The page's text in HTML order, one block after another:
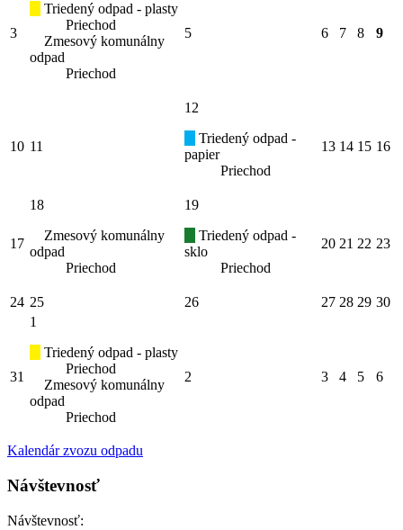
3
Triedený odpad - plasty
Priechod
Zmesový komunálny
odpad
Priechod
5 6 7 8 9
10 11
12
Triedený odpad -
papier
Priechod
13 14 15 16
17
18
Zmesový komunálny
odpad
Priechod
19
Triedený odpad -
sklo
Priechod
20 21 22 23
24 25 26 27 28 29 30
31
1
Triedený odpad - plasty
Priechod
Zmesový komunálny
odpad
Priechod
2 3 4 5 6
Kalendár zvozu odpadu
Návštevnosť
Návštevnosť: